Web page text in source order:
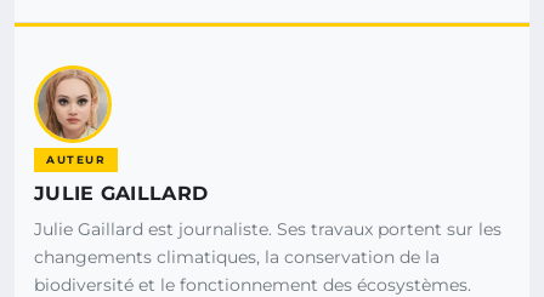
AUTEUR
JULIE GAILLARD
Julie Gaillard est journaliste. Ses travaux portent sur les
changements climatiques, la conservation de la
biodiversité et le fonctionnement des écosystèmes.